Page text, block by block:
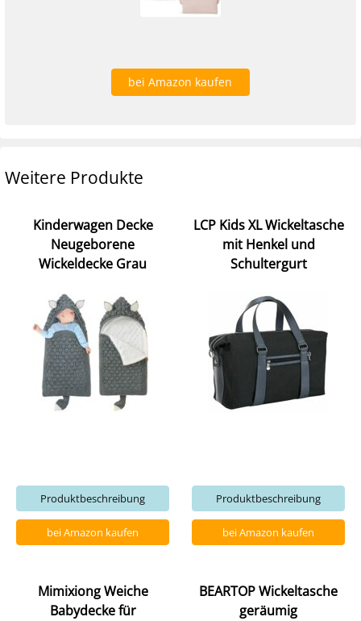
bei Amazon kaufen
Weitere Produkte
Kinderwagen Decke
Neugeborene
Wickeldecke Grau
Produktbeschreibung
bei Amazon kaufen
LCP Kids XL Wickeltasche
mit Henkel und
Schultergurt
Produktbeschreibung
bei Amazon kaufen
Mimixiong Weiche
Babydecke für
BEARTOP Wickeltasche
geräumig